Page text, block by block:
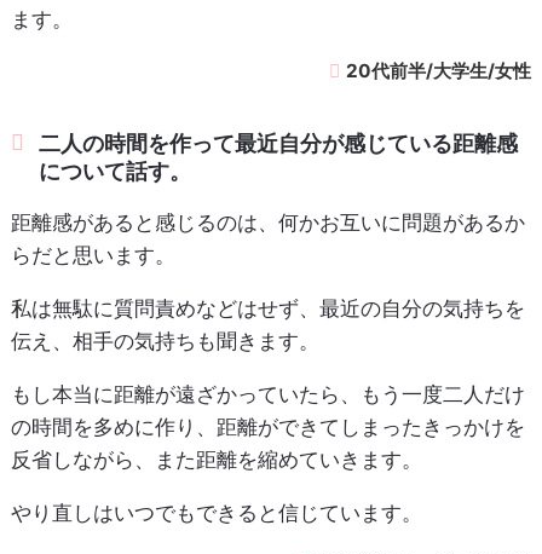
ます。
20代前半/大学生/女性
二人の時間を作って最近自分が感じている距離感
について話す。
距離感があると感じるのは、何かお互いに問題があるか
らだと思います。
私は無駄に質問責めなどはせず、最近の自分の気持ちを
伝え、相手の気持ちも聞きます。
もし本当に距離が遠ざかっていたら、もう一度二人だけ
の時間を多めに作り、距離ができてしまったきっかけを
反省しながら、また距離を縮めていきます。
やり直しはいつでもできると信じています。